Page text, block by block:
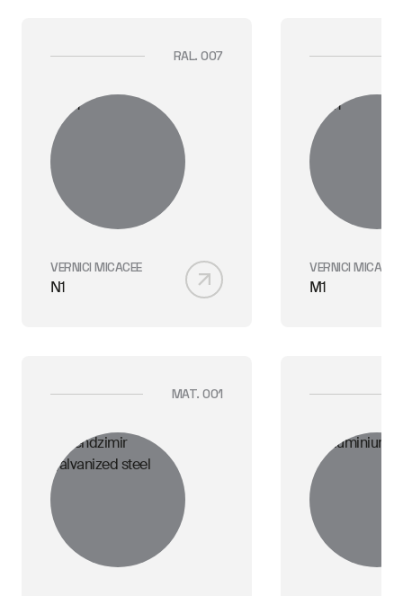
RAL. 007
VERNICI MICACEE
N1
VERNICI MICACEE
M1
MAT. 001